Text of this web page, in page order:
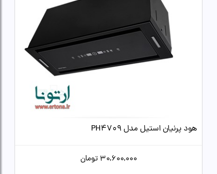
هود پرنیان استیل مدل PH4709
30,600,000 تومان